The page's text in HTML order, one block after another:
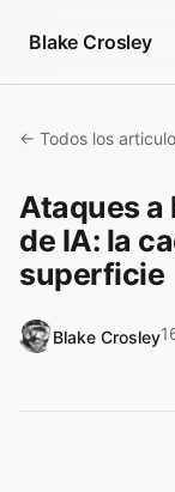
Blake Crosley
← Todos los
Ataques a
de IA: la
superficie
Blake Crosley